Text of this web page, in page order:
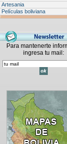
Artesania
Películas boliviana
Para mantenerte
ingresa tu mail: